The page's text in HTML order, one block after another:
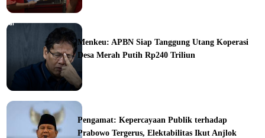
Menkeu: APBN Siap Tanggung Utang Koperasi
Desa Merah Putih Rp240 Triliun
Pengamat: Kepercayaan Publik terhadap
Prabowo Tergerus, Elektabilitas Ikut Anjlok